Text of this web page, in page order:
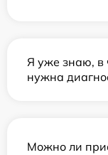
Я уже знаю, в
нужна
Можно ли